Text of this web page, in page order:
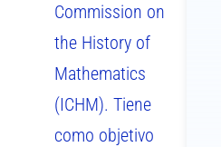
Commission on
the History of
Mathematics
(ICHM). Tiene
como objetivo